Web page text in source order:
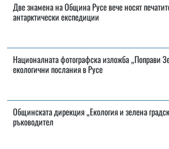
Две знамена на Община Русе вече носят
антарктически експедиции
Националната фотографска изложба „Поправи
екологични послания в Русе
Общинската дирекция „Екология и зелена
ръководител